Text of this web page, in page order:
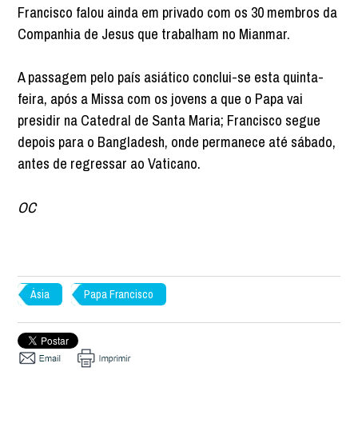
Francisco falou ainda em privado com os 30 membros da
Companhia de Jesus que trabalham no Mianmar.
A passagem pelo país asiático conclui-se esta quinta-
feira, após a Missa com os jovens a que o Papa vai
presidir na Catedral de Santa Maria; Francisco segue
depois para o Bangladesh, onde permanece até sábado,
antes de regressar ao Vaticano.
OC
Ásia Papa Francisco